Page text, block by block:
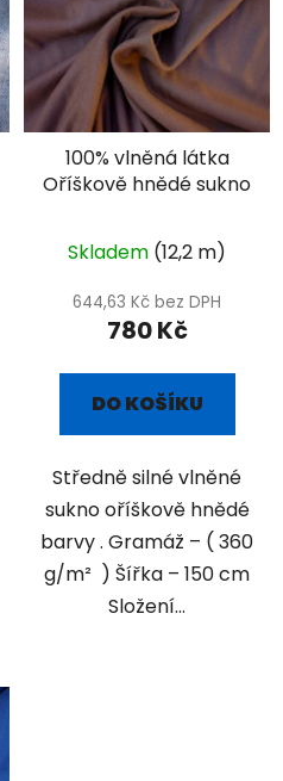
100% vlněná látka
Oříškově hnědé sukno
Skladem (12,2 m)
644,63 Kč bez DPH
780 Kč
DO KOŠÍKU
Středně silné vlněné
sukno oříškově hnědé
barvy . Gramáž – ( 360
g/m² ) Šířka – 150 cm
Složení...